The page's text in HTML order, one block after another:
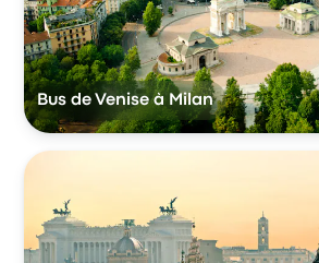
Bus de Venise à Milan